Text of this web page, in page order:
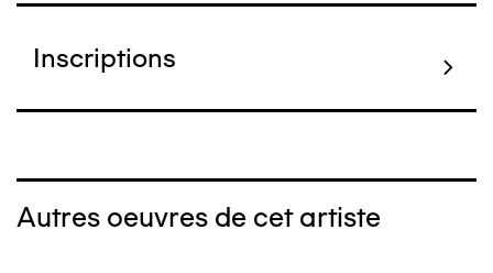
Inscriptions
Autres oeuvres de cet artiste